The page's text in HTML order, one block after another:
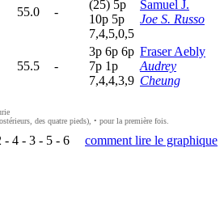
55.0 -
(25) 5p
10p 5p
7,4,5,0,5
Samuel J.
Joe S. Russo
55.5 -
3p 6p 6p
7p 1p
7,4,4,3,9
Fraser Aebly
Audrey
Cheung
des quatre pieds), • pour la première fois.
- 4 - 3 - 5 - 6 comment lire le graphique